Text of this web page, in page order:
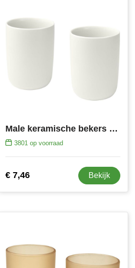
Male keramische bekers van 350 ml met matte afwerking, set van 2
3801 op voorraad
€ 7,46 Bekijk